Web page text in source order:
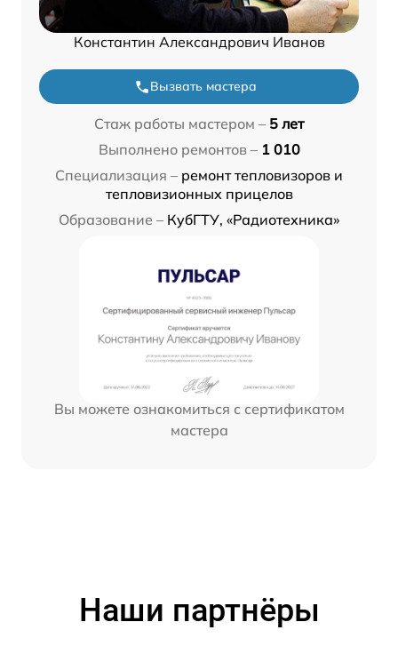
Константин Александрович Иванов
Вызвать мастера
Стаж работы мастером – 5 лет
Выполнено ремонтов – 1 010
Специализация – ремонт тепловизоров и
тепловизионных прицелов
Образование – КубГТУ, «Радиотехника»
Вы можете ознакомиться с сертификатом
мастера
Наши партнёры